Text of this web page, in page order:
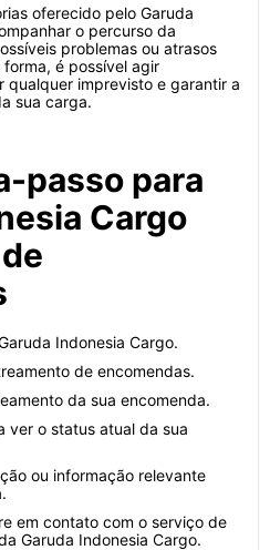
oferecido pelo Garuda
o percurso da
problemas ou atrasos
é possível agir
qualquer imprevisto e garantir a
sua carga.
passo para
Cargo
Indonesia Cargo.
de encomendas.
da sua encomenda.
ver o status atual da sua
ou informação relevante
em contato com o serviço de
Garuda Indonesia Cargo.